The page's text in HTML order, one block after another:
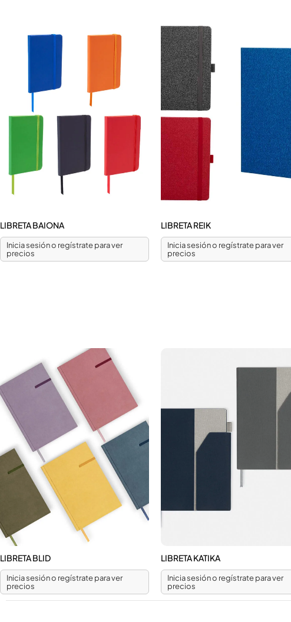
LIBRETA BAIONA
Inicia sesión o regístrate para ver
precios
LIBRETA REIK
Inicia sesión o regístrate para ver
precios
LIBRETA BLID
Inicia sesión o regístrate para ver
precios
LIBRETA KATIKA
Inicia sesión o regístrate para ver
precios